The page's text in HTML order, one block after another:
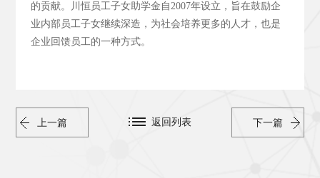
的贡献。川恒员工子女助学金自2007年设立，旨在鼓励企
业内部员工子女继续深造，为社会培养更多的人才，也是
企业回馈员工的一种方式。
上一篇 下一篇
返回列表